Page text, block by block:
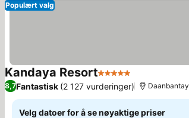
Populært valg
Kandaya Resort5 StjernerSe priser
8,7Fantastisk (2 127 vurderinger)
Velg datoer for å se nøyaktige priser